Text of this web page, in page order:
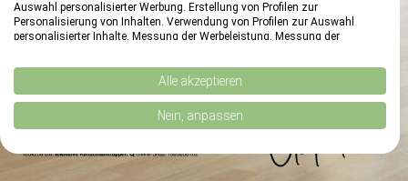
reply
Auswahl personalisierter Werbung. Erstellung von Profilen zur
Personalisierung von Inhalten. Verwendung von Profilen zur Auswahl
personalisierter Inhalte. Messung der Werbeleistung. Messung der
Kombinationen von Daten aus verschiedenen Quellen. Entwicklung und
Verbesserung der Angebote. Verwendung reduzierter Daten zur Auswahl
von Inhalten.
Daten können außerhalb der Europäischen Union weitergegeben und in die
USA gesendet werden.
Website/App.
Alle akzeptieren
Nein, anpassen